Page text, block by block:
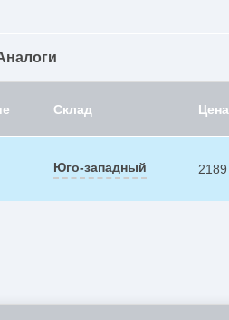
Склад Цена
Юго-западный 2189